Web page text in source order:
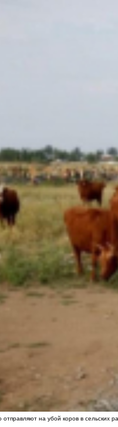
на убой коров в сельских